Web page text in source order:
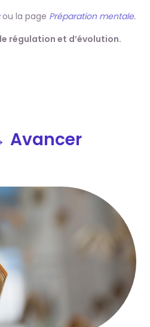
ou la page Préparation mentale.
régulation et d’évolution.
Avancer